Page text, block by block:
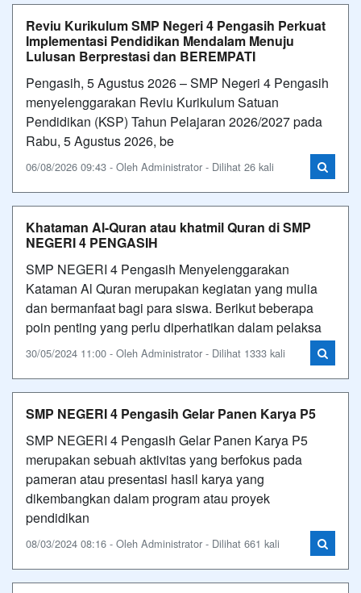
Reviu Kurikulum SMP Negeri 4 Pengasih Perkuat
Implementasi Pendidikan Mendalam Menuju
Lulusan Berprestasi dan BEREMPATI
Pengasih, 5 Agustus 2026 – SMP Negeri 4 Pengasih
menyelenggarakan Reviu Kurikulum Satuan
Pendidikan (KSP) Tahun Pelajaran 2026/2027 pada
Rabu, 5 Agustus 2026, be
06/08/2026 09:43 - Oleh Administrator - Dilihat 26 kali
Khataman Al-Quran atau khatmil Quran di SMP
NEGERI 4 PENGASIH
SMP NEGERI 4 Pengasih Menyelenggarakan
Kataman Al Quran merupakan kegiatan yang mulia
dan bermanfaat bagi para siswa. Berikut beberapa
poin penting yang perlu diperhatikan dalam pelaksa
30/05/2024 11:00 - Oleh Administrator - Dilihat 1333 kali
SMP NEGERI 4 Pengasih Gelar Panen Karya P5
SMP NEGERI 4 Pengasih Gelar Panen Karya P5
merupakan sebuah aktivitas yang berfokus pada
pameran atau presentasi hasil karya yang
dikembangkan dalam program atau proyek
pendidikan
08/03/2024 08:16 - Oleh Administrator - Dilihat 661 kali